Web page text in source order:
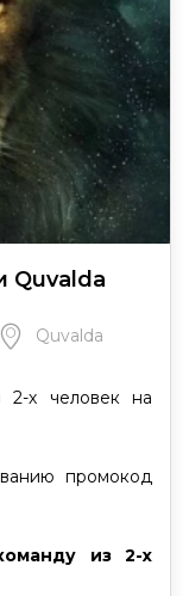
Quvalda
Quvalda
2-х человек на
промокод
из 2-х